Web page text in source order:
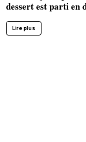
dessert est parti en
Lire plus